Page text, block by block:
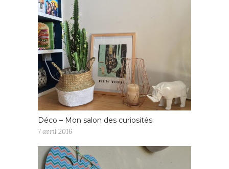
Déco – Mon salon des curiosités
7 avril 2016